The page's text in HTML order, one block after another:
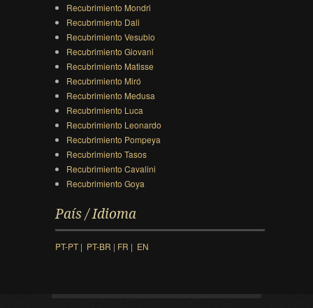
Recubrimiento Mondri
Recubrimiento Dali
Recubrimiento Vesubio
Recubrimiento Giovani
Recubrimiento Matisse
Recubrimiento Miró
Recubrimiento Medusa
Recubrimiento Luca
Recubrimiento Leonardo
Recubrimiento Pompeya
Recubrimiento Tasos
Recubrimiento Cavalini
Recubrimiento Goya
País / Idioma
PT-PT | PT-BR | FR | EN